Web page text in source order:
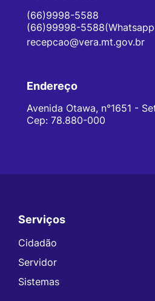
(66)9998-5588
(66)99998-
recepcao@vera.mt.gov.br
Endereço
Avenida Otawa, n°1651 -
Cep: 78.880-000
Seção do Rodapé e
Serviços
Cidadão
Servidor
Sistemas